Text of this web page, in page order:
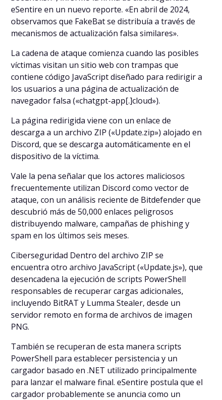
eSentire en un nuevo reporte. «En abril de 2024,
observamos que FakeBat se distribuía a través de
mecanismos de actualización falsa similares».
La cadena de ataque comienza cuando las posibles
víctimas visitan un sitio web con trampas que
contiene código JavaScript diseñado para redirigir a
los usuarios a una página de actualización de
navegador falsa («chatgpt-app[.]cloud»).
La página redirigida viene con un enlace de
descarga a un archivo ZIP («Update.zip») alojado en
Discord, que se descarga automáticamente en el
dispositivo de la víctima.
Vale la pena señalar que los actores maliciosos
frecuentemente utilizan Discord como vector de
ataque, con un análisis reciente de Bitdefender que
descubrió más de 50,000 enlaces peligrosos
distribuyendo malware, campañas de phishing y
spam en los últimos seis meses.
Ciberseguridad Dentro del archivo ZIP se
encuentra otro archivo JavaScript («Update.js»), que
desencadena la ejecución de scripts PowerShell
responsables de recuperar cargas adicionales,
incluyendo BitRAT y Lumma Stealer, desde un
servidor remoto en forma de archivos de imagen
PNG.
También se recuperan de esta manera scripts
PowerShell para establecer persistencia y un
cargador basado en .NET utilizado principalmente
para lanzar el malware final. eSentire postula que el
cargador probablemente se anuncia como un